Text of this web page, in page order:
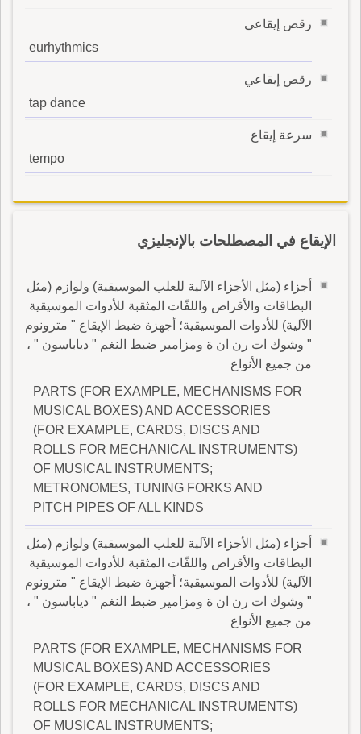
رقص إيقاعى
eurhythmics
رقص إيقاعي
tap dance
سرعة إيقاع
tempo
الإيقاع في المصطلحات بالإنجليزي
أجزاء (مثل الأجزاء الآلية للعلب الموسيقية) ولوازم (مثل
البطاقات والأقراص واللفّات المثقبة للأدوات الموسيقية
الآلية) للأدوات الموسيقية؛ أجهزة ضبط الإيقاع " مترونوم
" وشوك ات رن ان ة ومزامير ضبط النغم " دياباسون " ،
من جميع الأنواع
PARTS (FOR EXAMPLE, MECHANISMS FOR
MUSICAL BOXES) AND ACCESSORIES
(FOR EXAMPLE, CARDS, DISCS AND
ROLLS FOR MECHANICAL INSTRUMENTS)
OF MUSICAL INSTRUMENTS;
METRONOMES, TUNING FORKS AND
PITCH PIPES OF ALL KINDS
أجزاء (مثل الأجزاء الآلية للعلب الموسيقية) ولوازم (مثل
البطاقات والأقراص واللفّات المثقبة للأدوات الموسيقية
الآلية) للأدوات الموسيقية؛ أجهزة ضبط الإيقاع " مترونوم
" وشوك ات رن ان ة ومزامير ضبط النغم " دياباسون " ،
من جميع الأنواع
PARTS (FOR EXAMPLE, MECHANISMS FOR
MUSICAL BOXES) AND ACCESSORIES
(FOR EXAMPLE, CARDS, DISCS AND
ROLLS FOR MECHANICAL INSTRUMENTS)
OF MUSICAL INSTRUMENTS;